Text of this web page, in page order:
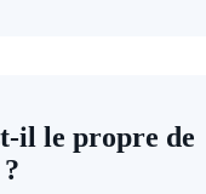
il le propre de